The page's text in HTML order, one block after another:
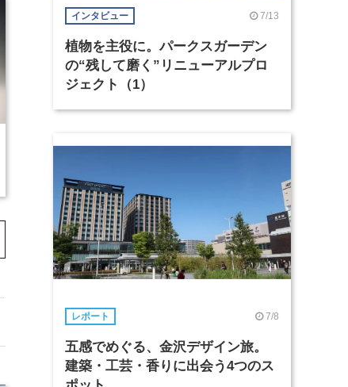
インタビュー 7/13
植物を主役に。パークスガーデン
の“残して磨く”リニューアルプロ
ジェクト（1）
レポート 7/8
五感でめぐる、金沢デザイン旅。
建築・工芸・香りに出会う4つのス